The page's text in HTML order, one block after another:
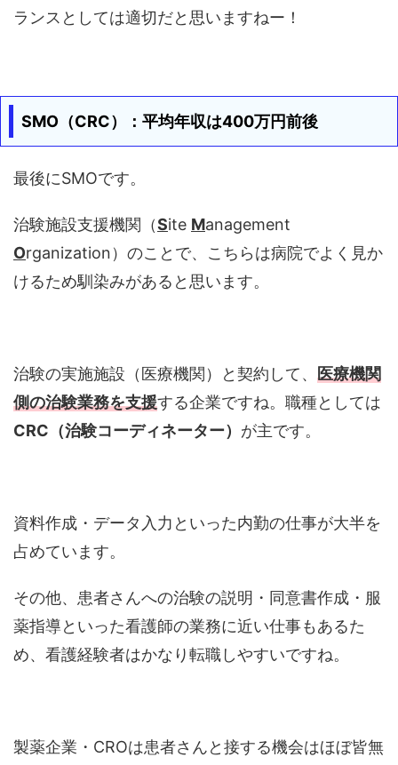
ランスとしては適切だと思いますねー！
SMO（CRC）：平均年収は400万円前後
最後にSMOです。
治験施設支援機関（Site Management
Organization）のことで、こちらは病院でよく見か
けるため馴染みがあると思います。
治験の実施施設（医療機関）と契約して、 医療機関
側の治験業務を支援する企業ですね。職種としては
CRC（治験コーディネーター） が主です。
資料作成・データ入力といった内勤の仕事が大半を
占めています。
その他、患者さんへの治験の説明・同意書作成・服
薬指導といった看護師の業務に近い仕事もあるた
め、看護経験者はかなり転職しやすいですね。
製薬企業・CROは患者さんと接する機会はほぼ皆無